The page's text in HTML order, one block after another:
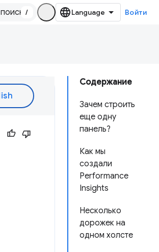
/ Войти
Содержание
Зачем строить
еще одну
панель?
Как мы
создали
Performance
Insights
Несколько
дорожек на
одном холсте